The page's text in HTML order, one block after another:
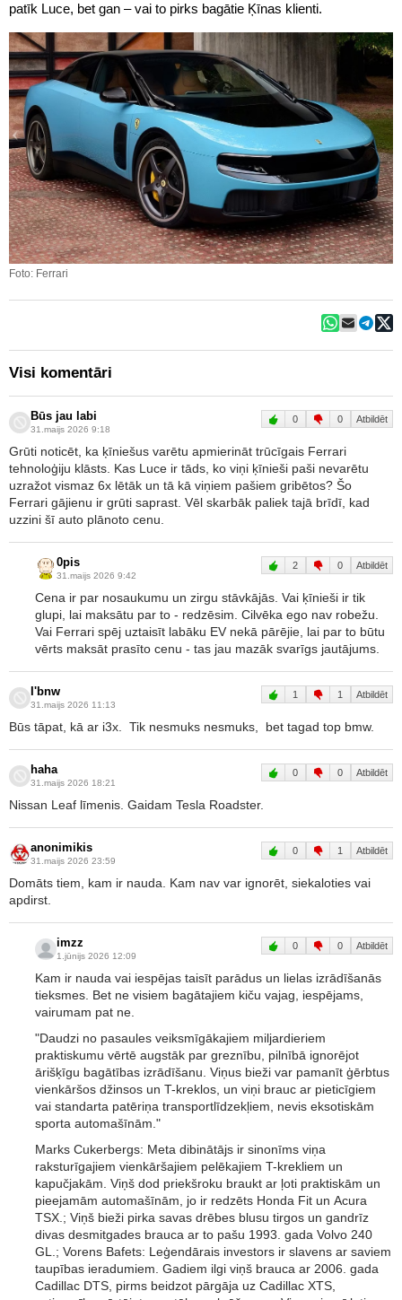
patīk Luce, bet gan – vai to pirks bagātie Ķīnas klienti.
Foto: Ferrari
Visi komentāri
Būs jau labi
31.maijs 2026 9:18
0 0 Atbildēt
Grūti noticēt, ka ķīniešus varētu apmierināt trūcīgais Ferrari
tehnoloģiju klāsts. Kas Luce ir tāds, ko viņi ķīnieši paši nevarētu
uzražot vismaz 6x lētāk un tā kā viņiem pašiem gribētos? Šo
Ferrari gājienu ir grūti saprast. Vēl skarbāk paliek tajā brīdī, kad
uzzini šī auto plānoto cenu.
0pis
31.maijs 2026 9:42
2 0 Atbildēt
Cena ir par nosaukumu un zirgu stāvkājās. Vai ķīnieši ir tik
glupi, lai maksātu par to - redzēsim. Cilvēka ego nav robežu.
Vai Ferrari spēj uztaisīt labāku EV nekā pārējie, lai par to būtu
vērts maksāt prasīto cenu - tas jau mazāk svarīgs jautājums.
I'bnw
31.maijs 2026 11:13
1 1 Atbildēt
Būs tāpat, kā ar i3x. Tik nesmuks nesmuks, bet tagad top bmw.
haha
31.maijs 2026 18:21
0 0 Atbildēt
Nissan Leaf līmenis. Gaidam Tesla Roadster.
anonimikis
31.maijs 2026 23:59
0 1 Atbildēt
Domāts tiem, kam ir nauda. Kam nav var ignorēt, siekaloties vai
apdirst.
imzz
1.jūnijs 2026 12:09
0 0 Atbildēt
Kam ir nauda vai iespējas taisīt parādus un lielas izrādīšanās
tieksmes. Bet ne visiem bagātajiem kiču vajag, iespējams,
vairumam pat ne.
"Daudzi no pasaules veiksmīgākajiem miljardieriem
praktiskumu vērtē augstāk par greznību, pilnībā ignorējot
ārišķīgu bagātības izrādīšanu. Viņus bieži var pamanīt ģērbtus
vienkāršos džinsos un T-kreklos, un viņi brauc ar pieticīgiem
vai standarta patēriņa transportlīdzekļiem, nevis eksotiskām
sporta automašīnām."
Marks Cukerbergs: Meta dibinātājs ir sinonīms viņa
raksturīgajiem vienkāršajiem pelēkajiem T-krekliem un
kapučjakām. Viņš dod priekšroku braukt ar ļoti praktiskām un
pieejamām automašīnām, jo ​​ir redzēts Honda Fit un Acura
TSX.; Viņš bieži pirka savas drēbes blusu tirgos un gandrīz
divas desmitgades brauca ar to pašu 1993. gada Volvo 240
GL.; Vorens Bafets: Leģendārais investors ir slavens ar saviem
taupības ieradumiem. Gadiem ilgi viņš brauca ar 2006. gada
Cadillac DTS, pirms beidzot pārgāja uz Cadillac XTS,